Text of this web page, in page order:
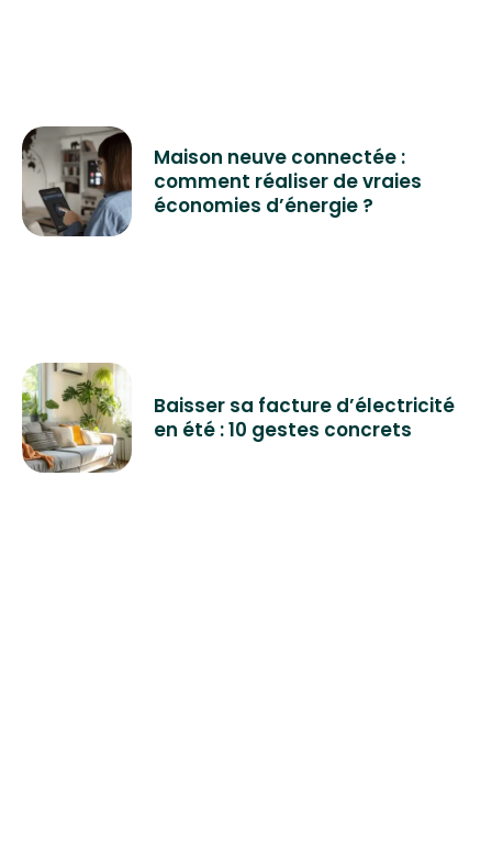
Maison neuve connectée :
comment réaliser de vraies
économies d’énergie ?
Baisser sa facture d’électricité
en été : 10 gestes concrets